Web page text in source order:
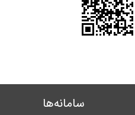
سامانه‌ها